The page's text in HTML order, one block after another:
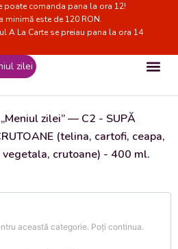
poate comanda pana la ora 12!
minimă este de 120 RON.
A La Carte se preiau pana la ora 14
zilei
zilei”— C2 - SUPĂ
(telina, cartofi, ceapa,
vegetala, crutoane) - 400 ml.
această categorie. Poți continua.